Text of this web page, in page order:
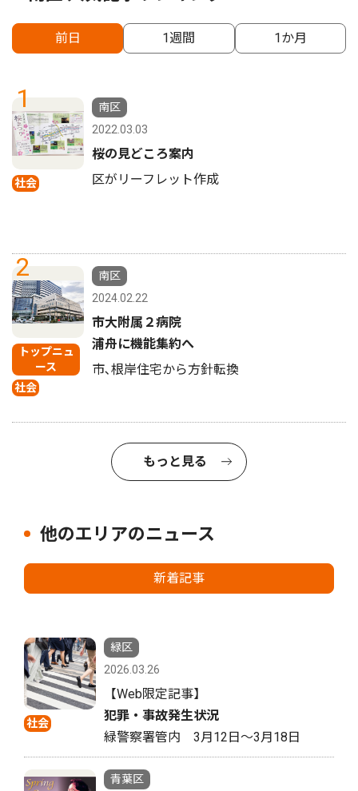
前日 1週間 1か月
1
社会
南区
2022.03.03
桜の見どころ案内
区がリーフレット作成
2
トップニュ
ース
社会
南区
2024.02.22
市大附属２病院
浦舟に機能集約へ
市､根岸住宅から方針転換
もっと見る
他のエリアのニュース
新着記事
社会
緑区
2026.03.26
【Web限定記事】
犯罪・事故発生状況
緑警察署管内 3月12日〜3月18日
青葉区